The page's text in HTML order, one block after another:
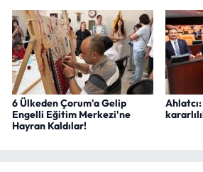
6 Ülkeden Çorum'a Gelip
Engelli Eğitim Merkezi'ne
Hayran Kaldılar!